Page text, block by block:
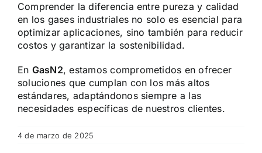
Comprender la diferencia entre pureza y calidad
en los gases industriales no solo es esencial para
optimizar aplicaciones, sino también para reducir
costos y garantizar la sostenibilidad.
En GasN2, estamos comprometidos en ofrecer
soluciones que cumplan con los más altos
estándares, adaptándonos siempre a las
necesidades específicas de nuestros clientes.
4 de marzo de 2025